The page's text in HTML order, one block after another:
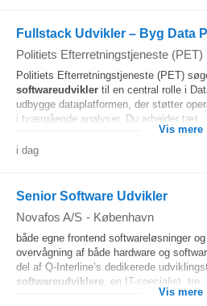
Fullstack Udvikler – Byg Data
Politiets Efterretningstjeneste (PET)
Politiets Efterretningstjeneste (PET)
softwareudvikler til en central rolle i
udbygge dataplatformen, der støtter
i tværgående analyser. Du arbejder tæt...
Vis mere
i dag
Senior Software Udvikler
Novafos A/S - København
både egne frontend softwareløsninger
overvågning af både hardware og
del af Q-Interline’s dedikerede
softwareudviklere , en IT-specialist, tre...
Vis mere